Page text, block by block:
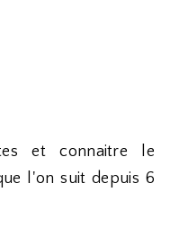
et connaitre le
l'on suit depuis 6